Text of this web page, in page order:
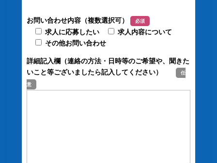
お問い合わせ内容（複数選択可） 必須
求人に応募したい
求人内容について
その他お問い合わせ
詳細記入欄（連絡の方法・日時等のご希望や、聞きた
いこと等ございましたら記入してください）
任
意